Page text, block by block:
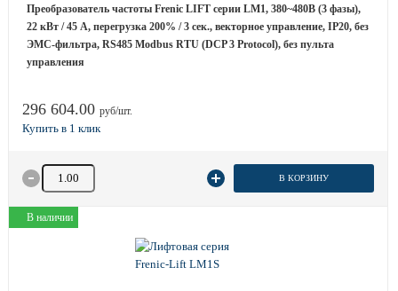
Преобразователь частоты Frenic LIFT серии LM1, 380~480B (3 фазы),
22 кВт / 45 A, перегрузка 200% / 3 сек., векторное управление, IP20, без
ЭМС-фильтра, RS485 Modbus RTU (DCP 3 Protocol), без пульта
управления
296 604.00 руб/шт.
Количество товара В КОРЗИНУ
В наличии